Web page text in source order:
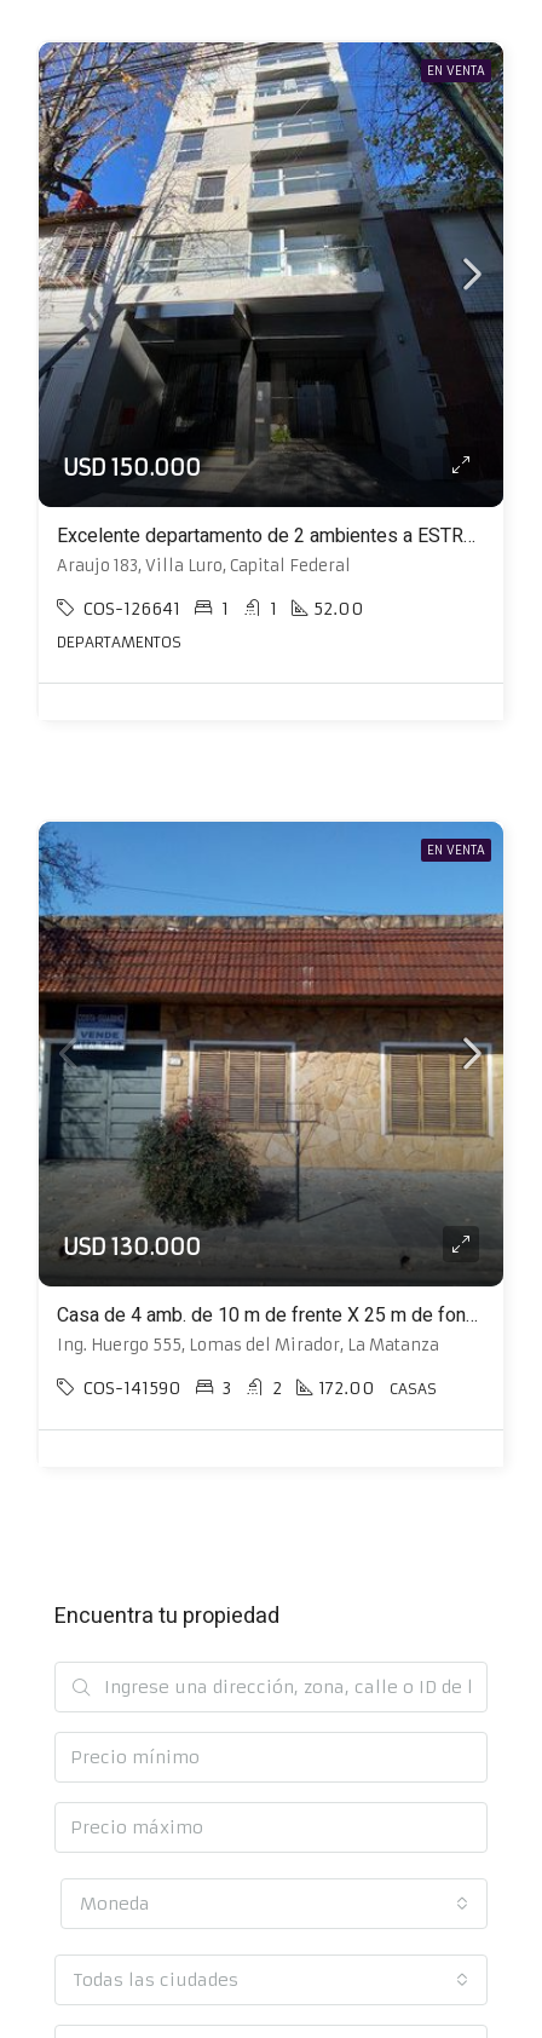
EN VENTA
USD 150.000
Excelente departamento de 2 ambientes a ESTRENAR con balcón al frente
Araujo 183, Villa Luro, Capital Federal
COS-126641 1 1 52.00
DEPARTAMENTOS
EN VENTA
USD 130.000
Casa de 4 amb. de 10 m de frente X 25 m de fondo con patio, cochera y terraza
Ing. Huergo 555, Lomas del Mirador, La Matanza
COS-141590 3 2 172.00 CASAS
Encuentra tu propiedad
Moneda
Todas las ciudades